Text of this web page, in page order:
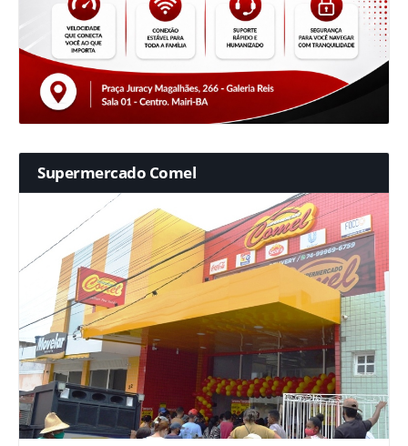
Supermercado Comel